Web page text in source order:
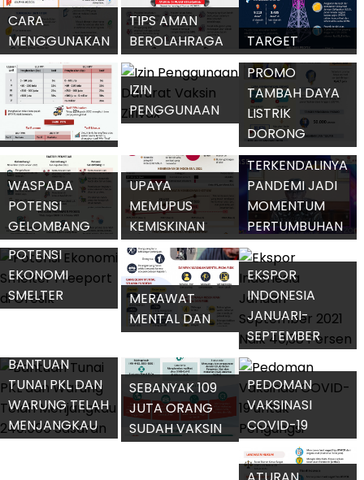
CARA
MENGGUNAKAN
METERAI
ELEKTRONIK
TIPS AMAN
BEROLAHRAGA
DI PUSAT
KEBUGARAN
TARGET
LAYANAN 4G DI
DAERAH 3T
TARIF PPH DAN
PPN BARU
IZIN
PENGGUNAAN
VAKSIN ZIFIVAX
PROMO
TAMBAH DAYA
LISTRIK
DORONG
PRODUKTIVITAS
UMKM
WASPADA
POTENSI
GELOMBANG
KETIGA COVID-
19
UPAYA
MEMUPUS
KEMISKINAN
EKSTREM DI
DESA
OJK:
TERKENDALINYA
PANDEMI JADI
MOMENTUM
PERTUMBUHAN
EKONOMI
DOMESTIK
POTENSI
EKONOMI
SMELTER
MERAWAT
MENTAL DAN
PANDEMI
EKSPOR
INDONESIA
JANUARI-
SEPTEMBER
2021 NAIK 40,38
PERSEN
BANTUAN
TUNAI PKL DAN
WARUNG TELAH
MENJANGKAU
SEBANYAK 109
JUTA ORANG
SUDAH VAKSIN
PEDOMAN
VAKSINASI
COVID-19
PENGUNGSI